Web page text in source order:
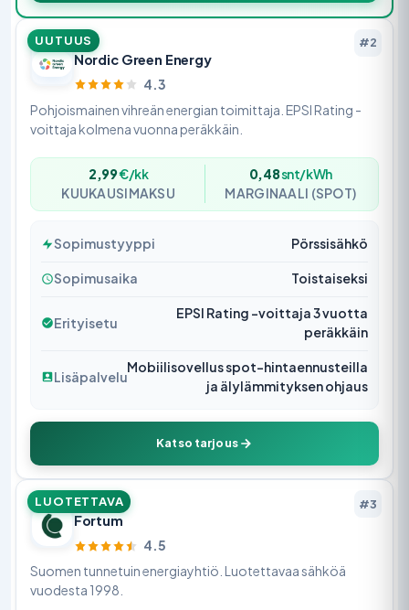
UUTUUS #2
Nordic Green Energy
4.3
Pohjoismainen vihreän energian toimittaja. EPSI Rating -
voittaja kolmena vuonna peräkkäin.
2,99€/kk
KUUKAUSIMAKSU
0,48snt/kWh
MARGINAALI (SPOT)
Sopimustyyppi Pörssisähkö
Sopimusaika Toistaiseksi
Erityisetu
EPSI Rating -voittaja 3 vuotta
peräkkäin
Lisäpalvelu
Mobiilisovellus spot-hintaennusteilla
ja älylämmityksen ohjaus
Katso tarjous
LUOTETTAVA #3
Fortum
4.5
Suomen tunnetuin energiayhtiö. Luotettavaa sähköä
vuodesta 1998.